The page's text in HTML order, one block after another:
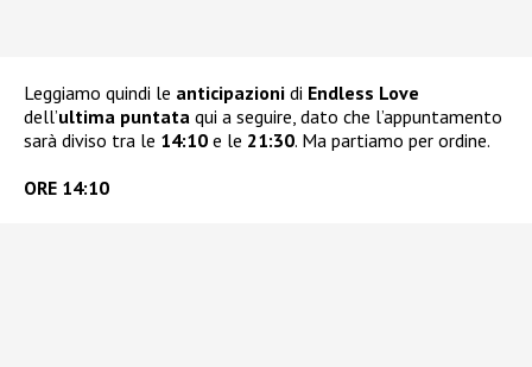
Leggiamo quindi le anticipazioni di Endless Love
dell’ultima puntata qui a seguire, dato che l’appuntamento
sarà diviso tra le 14:10 e le 21:30. Ma partiamo per ordine.
ORE 14:10